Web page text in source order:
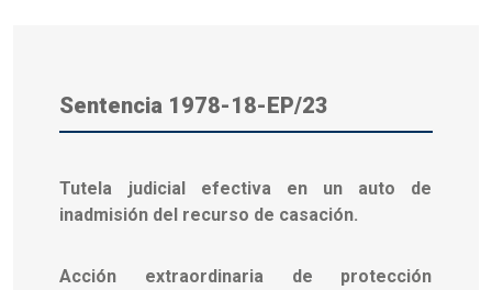
Sentencia 1978-18-EP/23
Tutela judicial efectiva en un auto de
inadmisión del recurso de casación.
Acción extraordinaria de protección